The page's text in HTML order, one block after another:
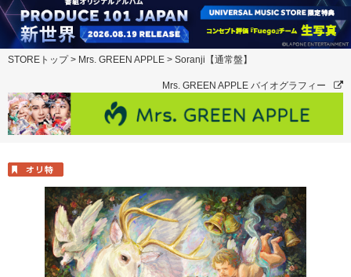
STOREトップ> Mrs. GREEN APPLE > Soranji【通常盤】
Mrs. GREEN APPLE バイオグラフィー